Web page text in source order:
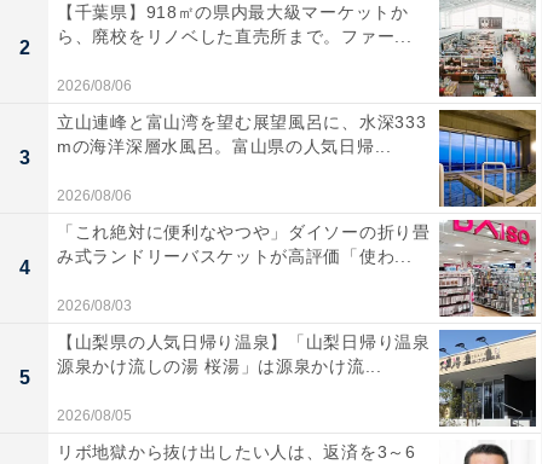
2
【千葉県】918㎡の県内最大級マーケットか
ら、廃校をリノベした直売所まで。ファー...
2026/08/06
3
立山連峰と富山湾を望む展望風呂に、水深333
mの海洋深層水風呂。富山県の人気日帰...
2026/08/06
4
「これ絶対に便利なやつや」ダイソーの折り畳
み式ランドリーバスケットが高評価「使わ...
2026/08/03
5
【山梨県の人気日帰り温泉】「山梨日帰り温泉
源泉かけ流しの湯 桜湯」は源泉かけ流...
2026/08/05
リボ地獄から抜け出したい人は、返済を3～6